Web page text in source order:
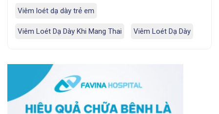
Viêm loét dạ dày trẻ em
Viêm Loét Dạ Dày Khi Mang Thai Viêm Loét Dạ Dày